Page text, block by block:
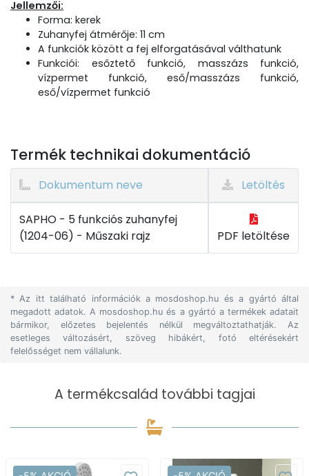
Jellemzői:
Forma: kerek
Zuhanyfej átmérője: 11 cm
A funkciók között a fej elforgatásával válthatunk
Funkciói: esőztető funkció, masszázs funkció,
vízpermet funkció, eső/masszázs funkció,
eső/vízpermet funkció
Termék technikai dokumentáció
Dokumentum neve Letöltés
SAPHO - 5 funkciós zuhanyfej
(1204-06) - Műszaki rajz
PDF letöltése
* Az itt található információk a mosdoshop.hu és a gyártó által
megadott adatok. A mosdoshop.hu és a gyártó a termékek adatait
bármikor, előzetes bejelentés nélkül megváltoztathatják. Az
esetleges változásért, szöveg hibákért, fotó eltérésekért
felelősséget nem vállalunk.
A termékcsalád további tagjai